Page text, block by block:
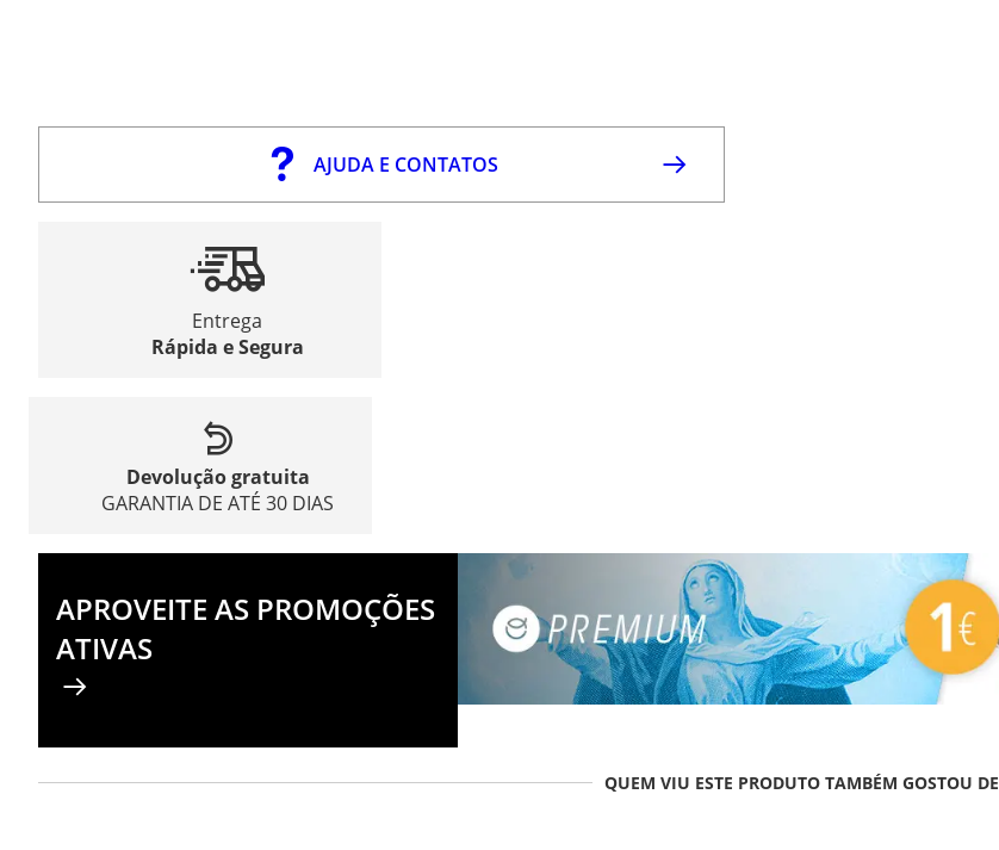
AJUDA E CONTATOS
Entrega
Rápida e Segura
Devolução gratuita
GARANTIA DE ATÉ 30 DIAS
APROVEITE AS PROMOÇÕES
ATIVAS
QUEM VIU ESTE PRODUTO TAMBÉM GOSTOU DE